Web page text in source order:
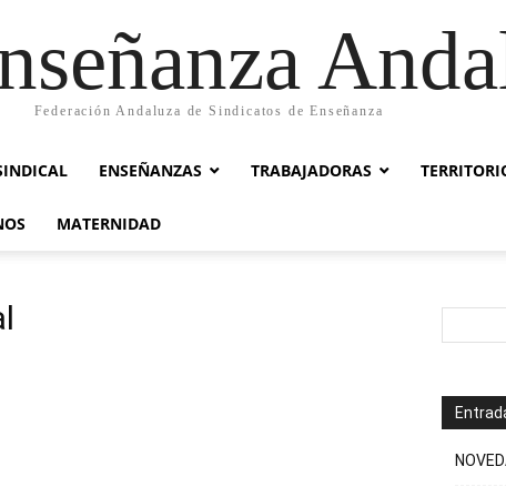
Federación Andaluza de Sindicatos de Enseñanza
ENSEÑANZAS TRABAJADORAS
MATERNIDAD